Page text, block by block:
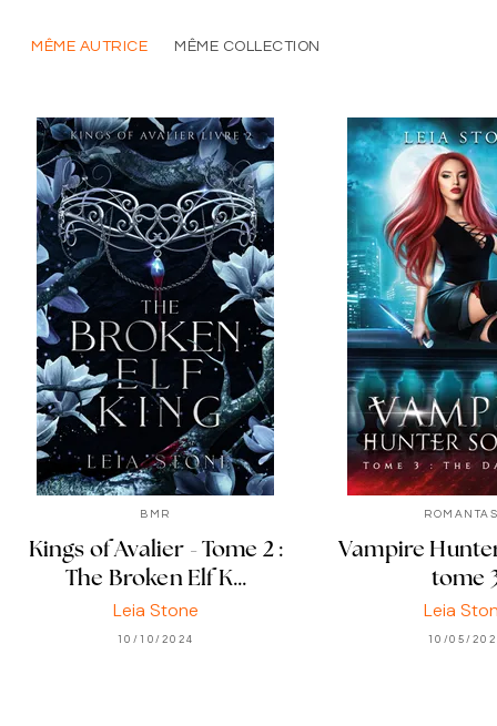
MÊME AUTRICE MÊME COLLECTION
BMR
Kings of Avalier - Tome 2 :
The Broken Elf K…
Leia Stone
10/10/2024
Vampire
tome
Leia
10/05/